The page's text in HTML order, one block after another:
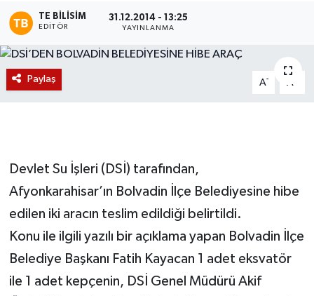
TE BILISIM
EDITÖR
31.12.2014 - 13:25
YAYINLANMA
Paylaş A- A
Devlet Su İşleri (DSİ) tarafından,
Afyonkarahisar’ın Bolvadin İlçe Belediyesine hibe
edilen iki aracın teslim edildiği belirtildi.
Konu ile ilgili yazılı bir açıklama yapan Bolvadin İlçe
Belediye Başkanı Fatih Kayacan 1 adet eksvatör
ile 1 adet kepçenin, DSİ Genel Müdürü Akif
Etkinlikler